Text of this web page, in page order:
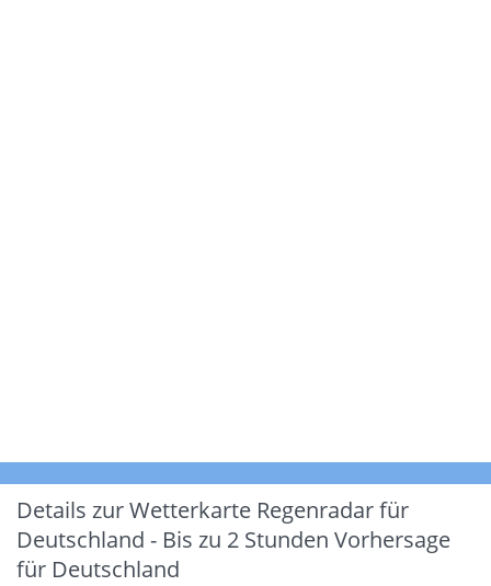
Details zur Wetterkarte Regenradar für
Deutschland - Bis zu 2 Stunden Vorhersage
für Deutschland